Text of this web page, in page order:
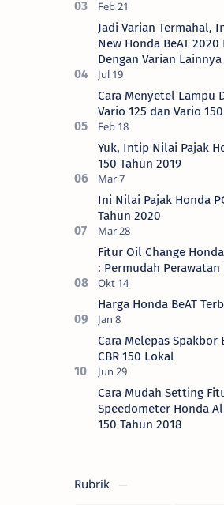
Jadi Varian Termahal,
New Honda BeAT 2020
Dengan Varian Lainnya
Cara Menyetel Lampu
Vario 125 dan Vario 150
Yuk, Intip Nilai Pajak
150 Tahun 2019
Ini Nilai Pajak Honda
Tahun 2020
Fitur Oil Change
: Permudah Perawatan
Harga Honda BeAT
Cara Melepas Spakbor
CBR 150 Lokal
Cara Mudah Setting
Speedometer Honda
150 Tahun 2018
Rubrik